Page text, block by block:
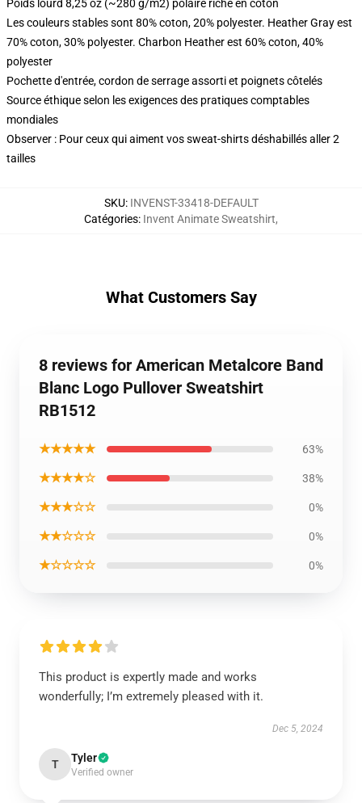
Poids lourd 8,25 oz (~280 g/m2) polaire riche en coton
Les couleurs stables sont 80% coton, 20% polyester. Heather Gray est
70% coton, 30% polyester. Charbon Heather est 60% coton, 40%
polyester
Pochette d'entrée, cordon de serrage assorti et poignets côtelés
Source éthique selon les exigences des pratiques comptables
mondiales
Observer : Pour ceux qui aiment vos sweat-shirts déshabillés aller 2
tailles
SKU: INVENST-33418-DEFAULT
Catégories: Invent Animate Sweatshirt,
What Customers Say
8 reviews for American Metalcore Band
Blanc Logo Pullover Sweatshirt
RB1512
★★★★★ 63%
★★★★☆ 38%
★★★☆☆ 0%
★★☆☆☆ 0%
★☆☆☆☆ 0%
This product is expertly made and works
wonderfully; I’m extremely pleased with it.
Dec 5, 2024
T Tyler
Verified owner